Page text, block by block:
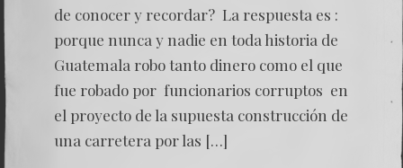
de conocer y recordar? La respuesta es :
porque nunca y nadie en toda historia de
Guatemala robo tanto dinero como el que
fue robado por funcionarios corruptos en
el proyecto de la supuesta construcción de
una carretera por las […]